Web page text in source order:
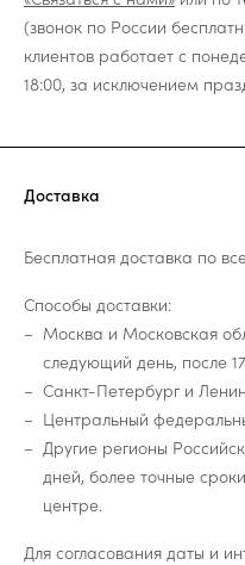
(звонок по России
клиентов работает с
18:00, за исключением
Доставка
Бесплатная доставка по
Способы доставки:
Москва и Московская
следующий день, после
Санкт-Петербург и
Центральный
Другие регионы
дней, более точные
центре.
Для согласования даты и